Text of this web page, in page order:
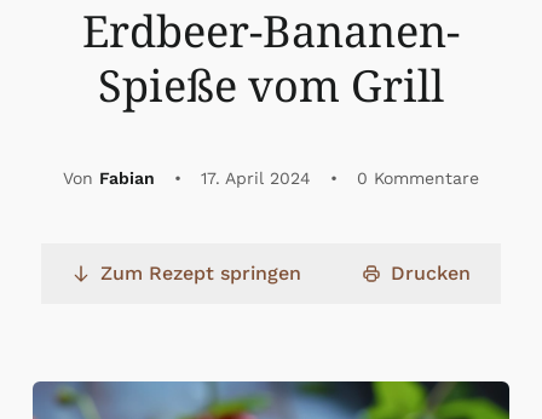
Erdbeer-Bananen-
Spieße vom Grill
Von Fabian • 17. April 2024 • 0 Kommentare
Zum Rezept springen Drucken